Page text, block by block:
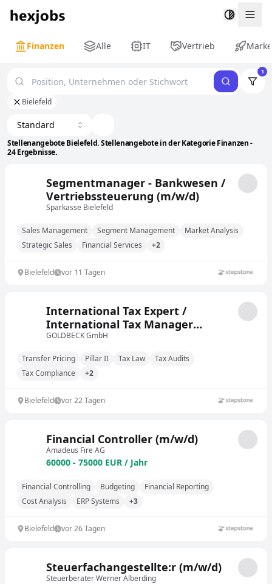
Finanzen Alle IT Vertrieb
1
Bielefeld
Stellenangebote Bielefeld. Stellenangebote in der Kategorie Finanzen -
24 Ergebnisse.
Standard
Segmentmanager - Bankwesen /
Vertriebssteuerung (m/w/d)
Sparkasse Bielefeld
Sales Management Segment Management
Market Analysis
Strategic Sales
Financial Services +2
Bielefeld vor 11 Tagen
International Tax Expert /
International Tax Manager
(m/w/d)
GOLDBECK GmbH
Transfer Pricing Pillar II Tax Law
Tax Audits
Tax Compliance
+2
Bielefeld vor 22 Tagen
Financial Controller (m/w/d)
Amadeus Fire AG
60000 - 75000 EUR / Jahr
Financial Controlling Budgeting
Financial Reporting
Cost Analysis
ERP Systems +3
Bielefeld vor 26 Tagen
Steuerfachangestellte:r (m/w/d)
Steuerberater Werner Alberding